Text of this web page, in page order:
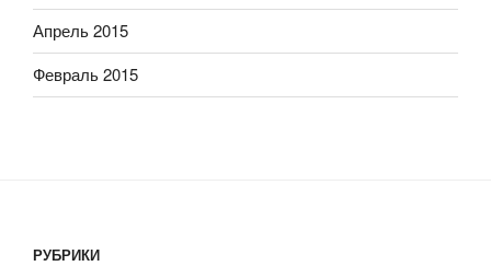
Апрель 2015
Февраль 2015
РУБРИКИ